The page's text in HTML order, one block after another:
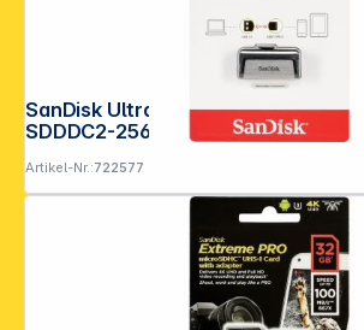
SanDisk Ultra Dual Drive 256GB Type-CTM USB
SDDDC2-256G-G46
Artikel-Nr.:722577